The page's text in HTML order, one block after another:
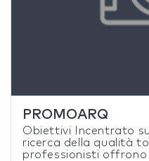
PROMOARQ
Obiettivi Incentrato
ricerca della qualità
professionisti offrono